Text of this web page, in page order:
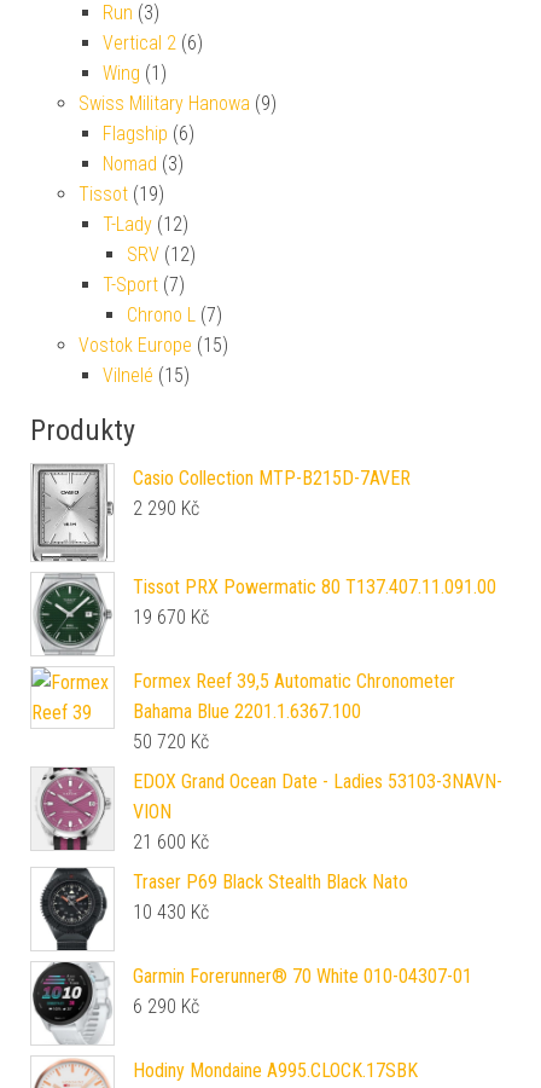
Run (3)
Vertical 2 (6)
Wing (1)
Swiss Military Hanowa (9)
Flagship (6)
Nomad (3)
Tissot (19)
T-Lady (12)
SRV (12)
T-Sport (7)
Chrono L (7)
Vostok Europe (15)
Vilnelé (15)
Produkty
Casio Collection MTP-B215D-7AVER
2 290 Kč
Tissot PRX Powermatic 80 T137.407.11.091.00
19 670 Kč
Formex Reef 39,5 Automatic Chronometer
Bahama Blue 2201.1.6367.100
50 720 Kč
EDOX Grand Ocean Date - Ladies 53103-3NAVN-
VION
21 600 Kč
Traser P69 Black Stealth Black Nato
10 430 Kč
Garmin Forerunner® 70 White 010-04307-01
6 290 Kč
Hodiny Mondaine A995.CLOCK.17SBK